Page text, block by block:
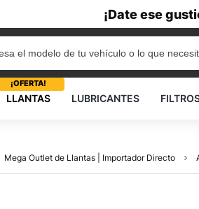
¡Date ese
LLANTAS
¡OFERTA!
LUBRICANTES
Mega Outlet de Llantas | Importador Directo